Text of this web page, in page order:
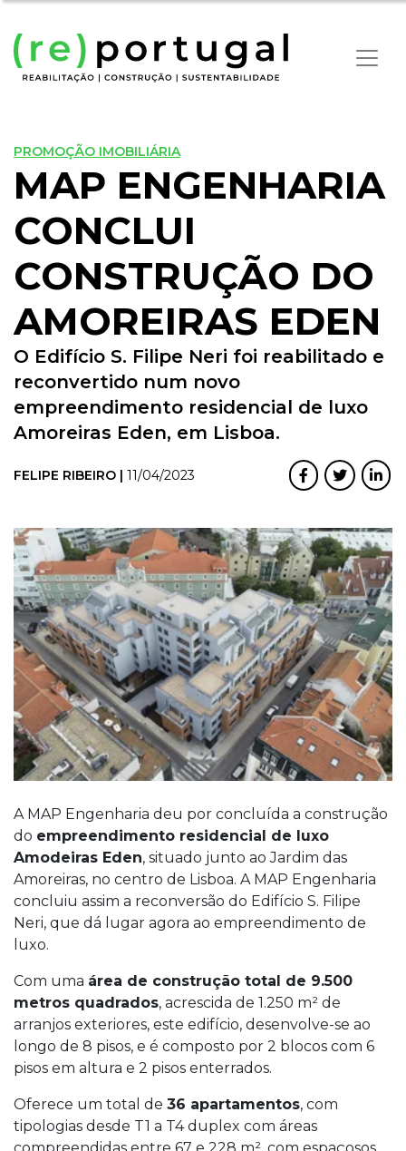
PROMOÇÃO IMOBILIÁRIA
MAP ENGENHARIA
CONCLUI
CONSTRUÇÃO DO
AMOREIRAS EDEN
O Edifício S. Filipe Neri foi reabilitado e
reconvertido num novo
empreendimento residencial de luxo
Amoreiras Eden, em Lisboa.
FELIPE RIBEIRO | 11/04/2023
A MAP Engenharia deu por concluída a construção
do empreendimento residencial de luxo
Amodeiras Eden, situado junto ao Jardim das
Amoreiras, no centro de Lisboa. A MAP Engenharia
concluiu assim a reconversão do Edifício S. Filipe
Neri, que dá lugar agora ao empreendimento de
luxo.
Com uma área de construção total de 9.500
metros quadrados, acrescida de 1.250 m² de
arranjos exteriores, este edifício, desenvolve-se ao
longo de 8 pisos, e é composto por 2 blocos com 6
pisos em altura e 2 pisos enterrados.
Oferece um total de 36 apartamentos, com
tipologias desde T1 a T4 duplex com áreas